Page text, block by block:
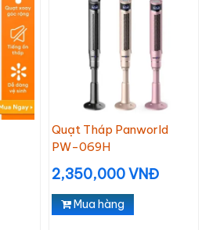
Quạt Tháp Panworld
PW-069H
2,350,000 VNĐ
Mua hàng